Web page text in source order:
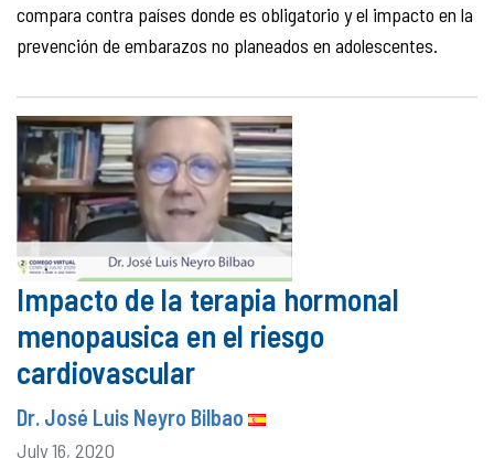
compara contra países donde es obligatorio y el impacto en la
prevención de embarazos no planeados en adolescentes.
Impacto de la terapia hormonal
menopausica en el riesgo
cardiovascular
Dr. José Luis Neyro Bilbao
July 16, 2020